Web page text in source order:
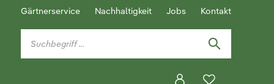
Gärtnerservice Nachhaltigkeit Jobs Kontakt